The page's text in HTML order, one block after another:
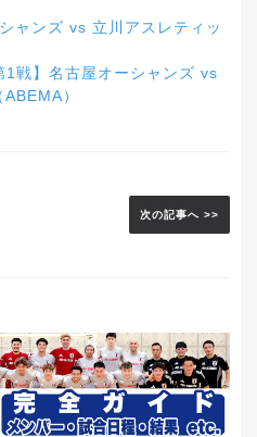
ャンズ vs 立川アスレティッ
1戦】名古屋オーシャンズ vs
）
次の記事へ >>